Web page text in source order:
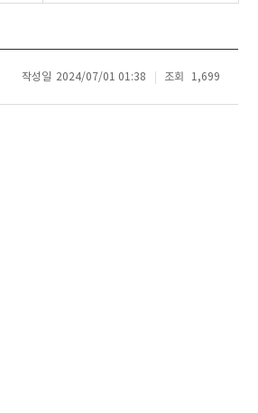
작성일 2024/07/01 01:38 조회 1,699